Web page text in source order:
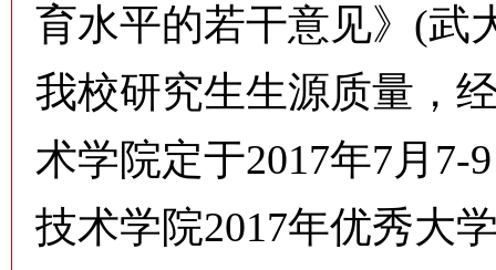
育水平的若干意见》(武
我校研究生生源质量，
术学院定于2017年7月7-
技术学院2017年优秀大